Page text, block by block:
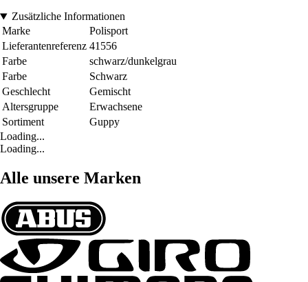
Zusätzliche Informationen
Marke
Polisport
Lieferantenreferenz 41556
Farbe
schwarz/dunkelgrau
Farbe
Schwarz
Geschlecht
Gemischt
Altersgruppe
Erwachsene
Sortiment
Guppy
Loading...
Loading...
Alle unsere Marken